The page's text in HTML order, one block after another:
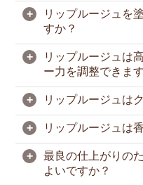
ます。お食事の後や
すすめします。
リップルージュは皮
唇にも使えるようや
られています。
敏感肌の方は、ご使
をおすすめします。
してください。
+
リップルージュを
すか？
リップルージュには
ル、ヒアルロン酸ナ
されており、唇のう
乾燥が気になる方は、
バターを薄く塗り、
フしてからリップル
でうるおいのある仕
+
リップルージュは
ー力を調整できま
はい。リップルージ
しており、ひと塗り
+ リップルージュは
当社では製品に対し
ただし、一部地域で
に法規制上動物試験
るため、「クルエル
+ リップルージュは
リップルージュは濃
クリームのやわらか
+
最良の仕上がりの
よいですか？